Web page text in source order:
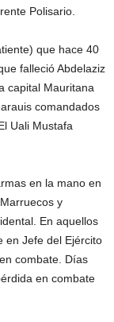
Polisario.
que hace 40
falleció Abdelaziz
capital Mauritana
comandados
Uali Mustafa
en la mano en
y
En aquellos
en Jefe del Ejército
combate. Días
en combate